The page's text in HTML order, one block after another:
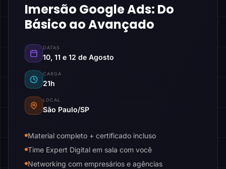
Imersão Google Ads: Do
Básico ao Avançado
DATAS
10, 11 e 12 de Agosto
CARGA
21h
LOCAL
São Paulo/SP
Material completo + certificado incluso
Time Expert Digital em sala com você
Networking com empresários e agências